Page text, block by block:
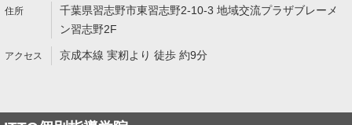
千葉県習志野市東習志野2-10-3 地域交流プラザブレーメ
ン習志野2F
京成本線 実籾より 徒歩 約9分